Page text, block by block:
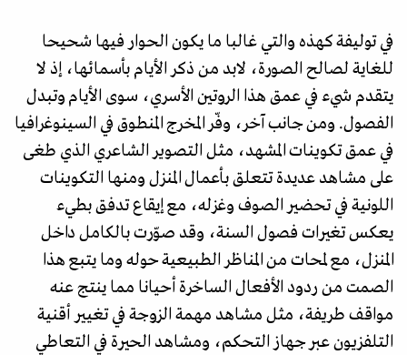
في توليفة كهذه والتي غالبا ما يكون الحوار فيها شحيحا
للغاية لصالح الصورة، لابد من ذكر الأيام بأسمائها، إذ لا
يتقدم شيء في عمق هذا الروتين الأسري، سوى الأيام وتبدل
الفصول. ومن جانب آخر، وفّر المخرج المنطوق في السينوغرافيا
في عمق تكوينات المشهد، مثل التصوير الشاعري الذي طغى
على مشاهد عديدة تتعلق بأعمال المنزل ومنها التكوينات
اللونية في تحضير الصوف وغزله، مع إيقاع تدفق بطيء
يعكس تغيرات فصول السنة، وقد صوّرت بالكامل داخل
المنزل، مع لمحات من المناظر الطبيعية حوله وما يتبع هذا
الصمت من ردود الأفعال الساخرة أحيانا مما ينتج عنه
مواقف طريفة، مثل مشاهد مهمة الزوجة في تغيير أقنية
التلفزيون عبر جهاز التحكم، ومشاهد الحيرة في التعاطي